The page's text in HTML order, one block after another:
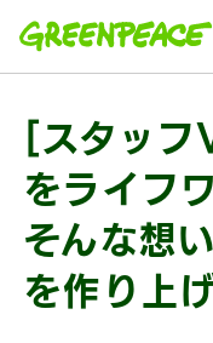
[スタッ
をライフ
そんな想
を作り上